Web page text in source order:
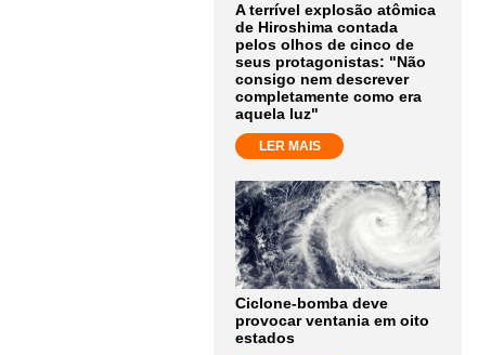
A terrível explosão atômica
de Hiroshima contada
pelos olhos de cinco de
seus protagonistas: "Não
consigo nem descrever
completamente como era
aquela luz"
LER MAIS
Ciclone-bomba deve
provocar ventania em oito
estados